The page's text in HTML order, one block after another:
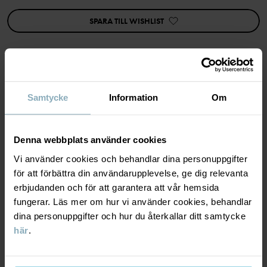
Samtycke Information Om
Denna webbplats använder cookies
Vi använder cookies och behandlar dina personuppgifter
för att förbättra din användarupplevelse, ge dig relevanta
erbjudanden och för att garantera att vår hemsida
fungerar. Läs mer om hur vi använder cookies, behandlar
dina personuppgifter och hur du återkallar ditt samtycke
här.
Egenskaper:
• Utsvängda ben (bootcut)
• Justerbar midja med knapphålsresår
Artikelnummer:60603838
Fabrik:Shunde Gain Rich Garment Co Ltd
Läs mer
SPARA TILL WISHLIST
MATERIAL & SKÖTSELRÅD
Material
95% Cotton Organic
5% Elastane
Skötselråd
HÅLLBARHET
LEVERANS & RETUR
Leverans & retur